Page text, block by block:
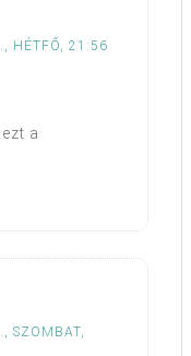
HÉTFŐ, 21:56
a
SZOMBAT,